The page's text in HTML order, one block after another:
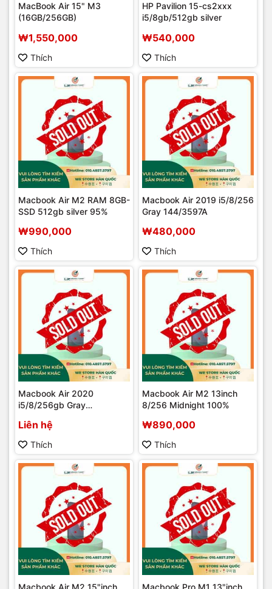
MacBook Air 15" M3
(16GB/256GB)
₩1,550,000
Thích
HP Pavilion 15-cs2xxx
i5/8gb/512gb silver
₩540,000
Thích
Macbook Air M2 RAM 8GB-
SSD 512gb silver 95%
₩990,000
Thích
Macbook Air 2019 i5/8/256
Gray 144/3597A
₩480,000
Thích
Macbook Air 2020
i5/8/256gb Gray
Liên hệ
Thích
Macbook Air M2 13inch
8/256 Midnight 100%
₩890,000
Thích
Macbook Air M2 15"inch Macbook Pro M1 13"inch